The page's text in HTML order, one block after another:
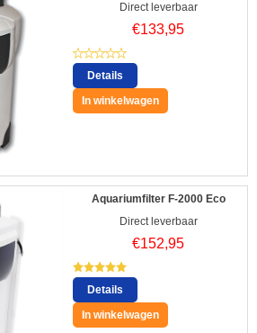
Direct leverbaar
€133,95
Details
In winkelwagen
Aquariumfilter F-2000 Eco
Direct leverbaar
€152,95
Details
In winkelwagen